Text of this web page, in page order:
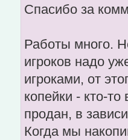
Спасибо за
Работы много.
игроков надо
игроками, от
копейки - кто-
продан, в
Когда мы